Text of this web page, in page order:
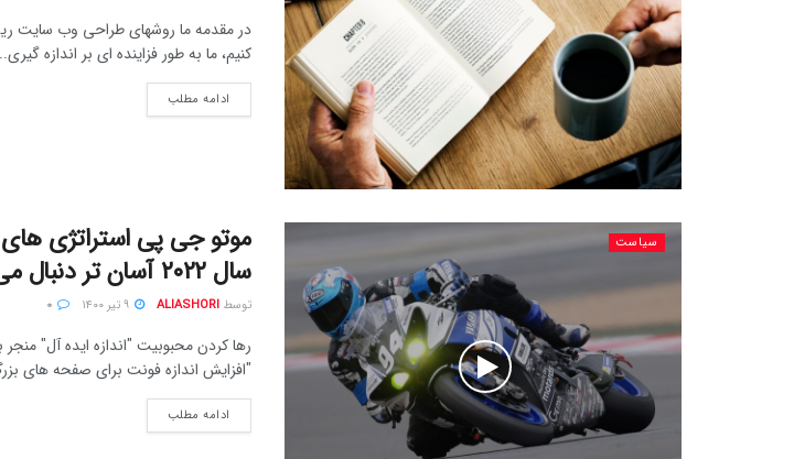
در مقدمه ما روشهای طراحی وب سایت
کنیم، ما به طور فزاینده ای بر اندازه
ادامه مطلب
سیاست
موتو جی پی استراتژی های
سال ۲۰۲۲ آسان تر دنبال می کند
توسط ALIASHORI
رها کردن محبوبیت "اندازه ایده آل"
"افزایش اندازه فونت برای صفحه های
ادامه مطلب